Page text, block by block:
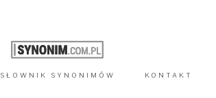
SŁOWNIK SYNONIMÓW KONTAKT